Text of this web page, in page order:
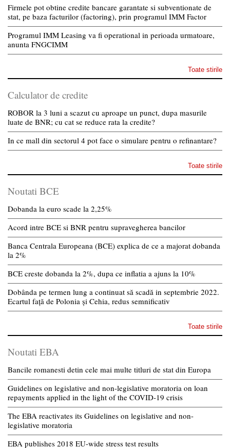
Firmele pot obtine credite bancare garantate si subventionate de
stat, pe baza facturilor (factoring), prin programul IMM Factor
Programul IMM Leasing va fi operational in perioada urmatoare,
anunta FNGCIMM
Toate stirile
Calculator de credite
ROBOR la 3 luni a scazut cu aproape un punct, dupa masurile
luate de BNR; cu cat se reduce rata la credite?
In ce mall din sectorul 4 pot face o simulare pentru o refinantare?
Toate stirile
Noutati BCE
Dobanda la euro scade la 2,25%
Acord intre BCE si BNR pentru supravegherea bancilor
Banca Centrala Europeana (BCE) explica de ce a majorat dobanda
la 2%
BCE creste dobanda la 2%, dupa ce inflatia a ajuns la 10%
Dobânda pe termen lung a continuat să scadă in septembrie 2022.
Ecartul față de Polonia și Cehia, redus semnificativ
Toate stirile
Noutati EBA
Bancile romanesti detin cele mai multe titluri de stat din Europa
Guidelines on legislative and non-legislative moratoria on loan
repayments applied in the light of the COVID-19 crisis
The EBA reactivates its Guidelines on legislative and non-
legislative moratoria
EBA publishes 2018 EU-wide stress test results